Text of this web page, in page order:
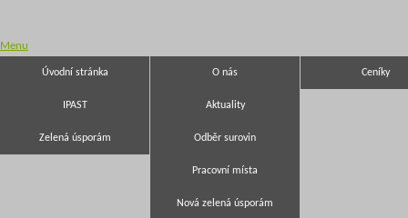
Menu
Úvodní stránka
IPAST
Zelená úsporám
O nás
Aktuality
Odběr surovin
Pracovní místa
Nová zelená úsporám
Ceníky